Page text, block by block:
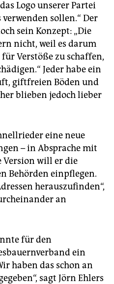
Logo unserer Partei
sollen.“ Der
sein Konzept: „Die
nicht, weil es darum
Verstöße zu schaffen,
Jeder habe ein
giftfreien Böden und
blieben jedoch lieber
eine neue
– in Absprache mit
Version will er die
Behörden einpflegen.
herauszufinden“,
an
für den
ein
haben das schon an
sagt Jörn Ehlers